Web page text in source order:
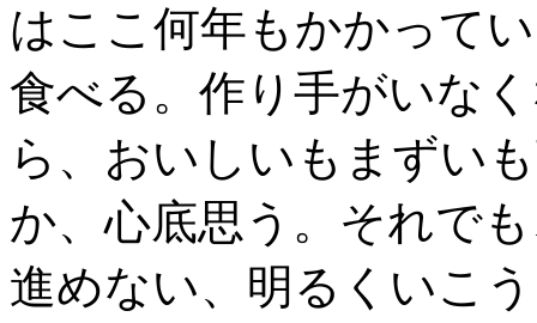
はここ何年もかかって
食べる。作り手がいな
ら、おいしいもまずい
か、心底思う。それで
進めない、明るくいこ